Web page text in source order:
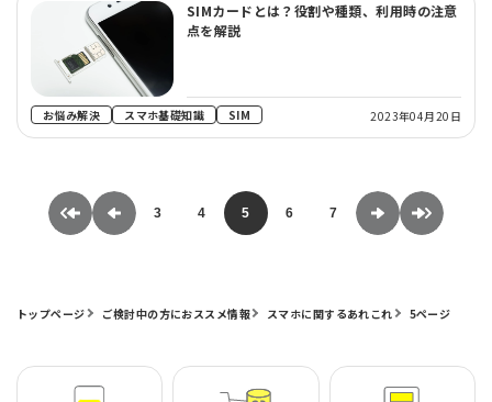
SIMカードとは？役割や種類、利用時の注意
点を解説
お悩み解決 スマホ基礎知識 SIM 2023年04月20日
3 4 5 6 7
トップページ ご検討中の方におススメ情報 スマホに関するあれこれ 5ページ